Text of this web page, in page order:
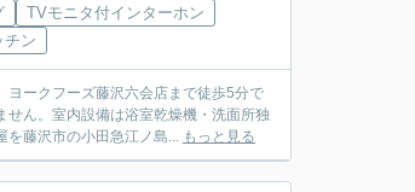
TVモニタ付インターホン
チン
ークフーズ藤沢六会店まで徒歩5分で
ん。室内設備は浴室乾燥機・洗面所独
を藤沢市の小田急江ノ島... もっと見る